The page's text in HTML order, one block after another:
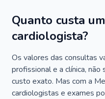
Quanto custa
cardiologista?
Os valores das consultas
profissional e a clínica,
custo exato. Mas com a
cardiologistas e exames